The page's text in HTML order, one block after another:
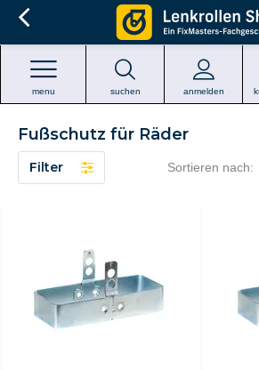
suchen anmelden
menu
Fußschutz für Räder
Filter Sortieren nach: